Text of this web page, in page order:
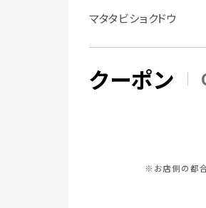
マタタビショクドウ
クーポン
※お店側の都合